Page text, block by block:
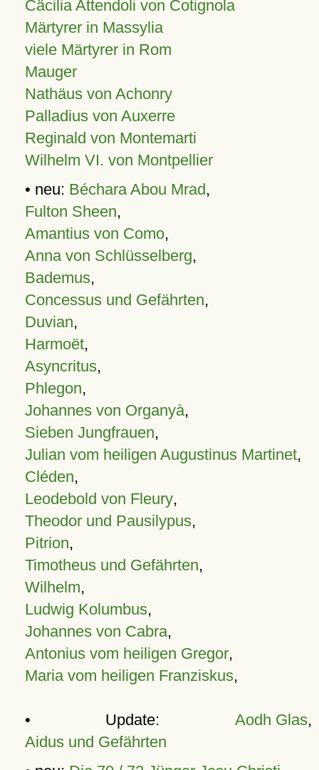
Cäcilia Attendoli von Cotignola
Märtyrer in Massylia
viele Märtyrer in Rom
Mauger
Nathäus von Achonry
Palladius von Auxerre
Reginald von Montemarti
Wilhelm VI. von Montpellier
• neu: Béchara Abou Mrad,
Fulton Sheen,
Amantius von Como,
Anna von Schlüsselberg,
Bademus,
Concessus und Gefährten,
Duvian,
Harmoët,
Asyncritus,
Phlegon,
Johannes von Organyà,
Sieben Jungfrauen,
Julian vom heiligen Augustinus Martinet,
Cléden,
Leodebold von Fleury,
Theodor und Pausilypus,
Pitrion,
Timotheus und Gefährten,
Wilhelm,
Ludwig Kolumbus,
Johannes von Cabra,
Antonius vom heiligen Gregor,
Maria vom heiligen Franziskus,
• Update: Aodh Glas,
Aidus und Gefährten